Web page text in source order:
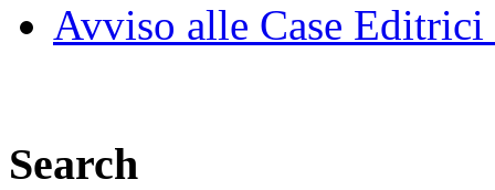
Avviso alle Case
Search